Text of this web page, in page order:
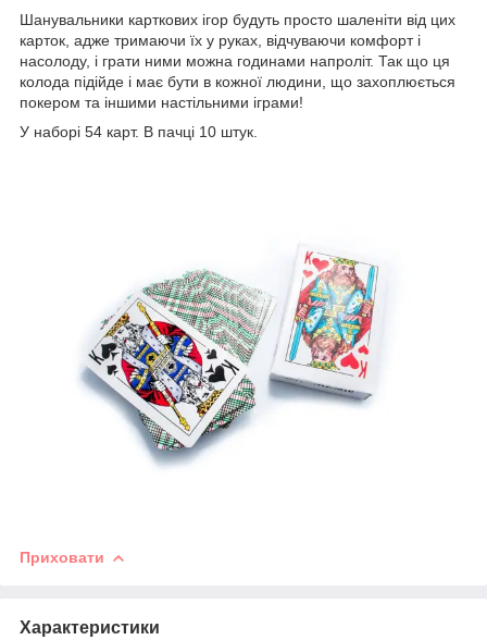
Шанувальники карткових ігор будуть просто шаленіти від цих
карток, адже тримаючи їх у руках, відчуваючи комфорт і
насолоду, і грати ними можна годинами напроліт. Так що ця
колода підійде і має бути в кожної людини, що захоплюється
покером та іншими настільними іграми!
У наборі 54 карт. В пачці 10 штук.
Приховати
Характеристики